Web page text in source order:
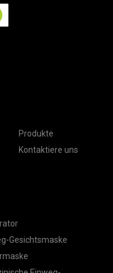
Produkte
Kontaktiere uns
Gesichtsmaske